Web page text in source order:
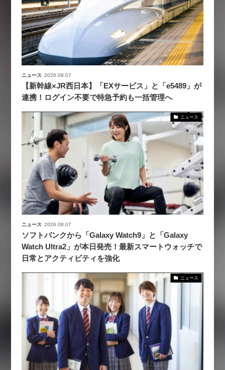
ニュース 2026.08.07
【新幹線×JR西日本】「EXサービス」と「e5489」が
連携！ログイン不要で特急予約も一括管理へ
ニュース
ニュース 2026.08.07
ソフトバンクから「Galaxy Watch9」と「Galaxy
Watch Ultra2」が本日発売！最新スマートウォッチで
日常とアクティビティを強化
ニュース